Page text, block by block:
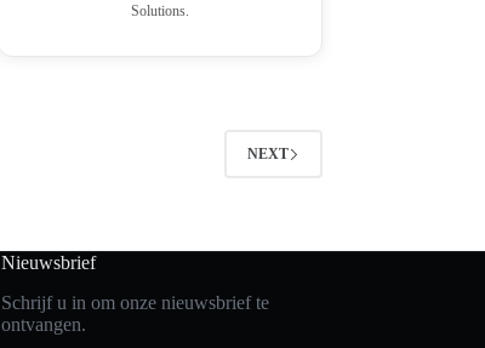
Solutions.
NEXT
Nieuwsbrief
Schrijf u in om onze nieuwsbrief te
ontvangen.